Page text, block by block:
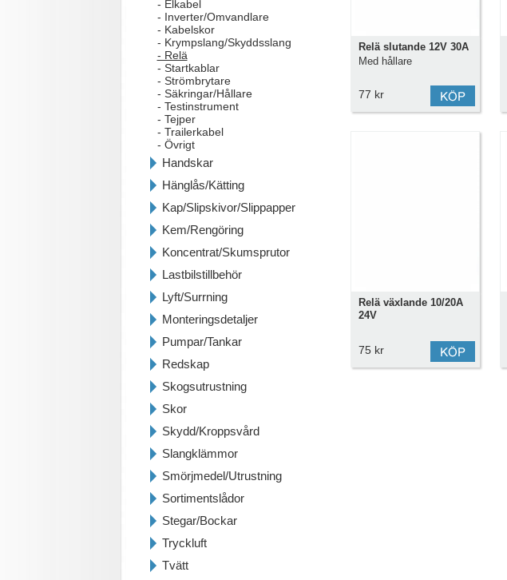
- Elkabel
- Inverter/Omvandlare
- Kabelskor
- Krympslang/Skyddsslang
- Relä
- Startkablar
- Strömbrytare
- Säkringar/Hållare
- Testinstrument
- Tejper
- Trailerkabel
- Övrigt
Handskar
Hänglås/Kätting
Kap/Slipskivor/Slippapper
Kem/Rengöring
Koncentrat/Skumsprutor
Lastbilstillbehör
Lyft/Surrning
Monteringsdetaljer
Pumpar/Tankar
Redskap
Skogsutrustning
Skor
Skydd/Kroppsvård
Slangklämmor
Smörjmedel/Utrustning
Sortimentslådor
Stegar/Bockar
Tryckluft
Tvätt
Relä slutande 12V 30A
Med hållare
77 kr
Relä växlande 10/20A
24V
75 kr